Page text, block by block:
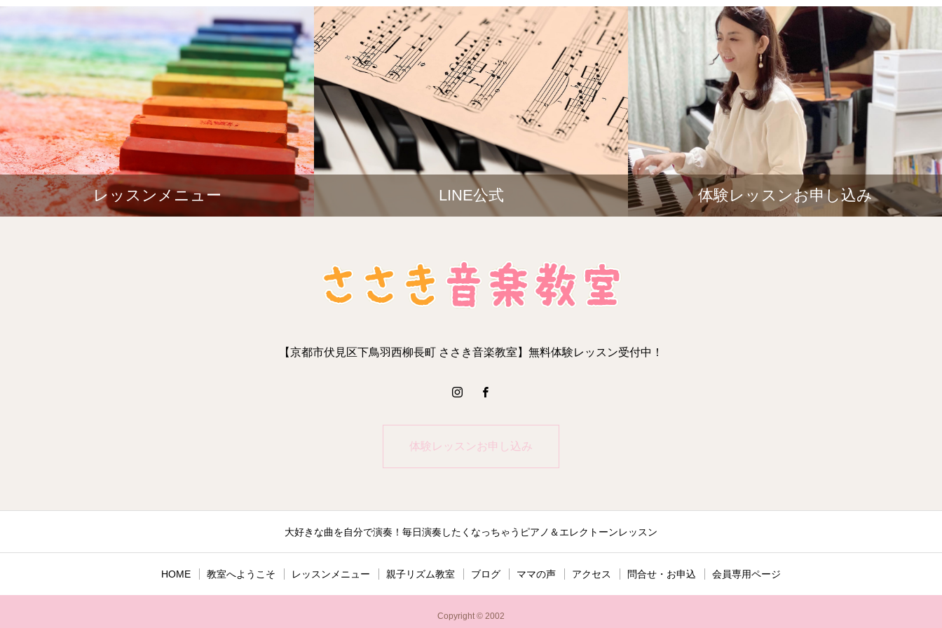
レッスンメニュー LINE公式 体験レッスンお申し込み
【京都市伏見区下鳥羽西柳長町 ささき音楽教室】無料体験レッスン受付中！
体験レッスンお申し込み
大好きな曲を自分で演奏！毎日演奏したくなっちゃうピアノ＆エレクトーンレッスン
HOME 教室へようこそ レッスンメニュー 親子リズム教室 ブログ ママの声 アクセス 問合せ・お申込 会員専用ページ
Copyright © 2002